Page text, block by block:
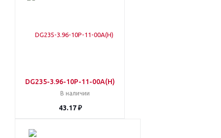
DG235-3.96-10P-11-00A(H)
В наличии
43.17 ₽